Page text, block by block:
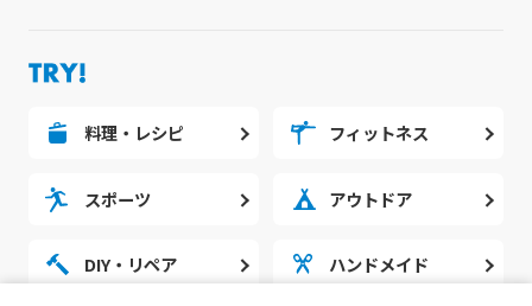
料理・レシピ フィットネス
スポーツ アウトドア
DIY・リペア ハンドメイド